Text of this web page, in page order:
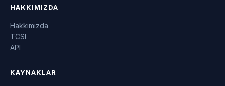
HAKKIMIZDA
Hakkımızda
TCSI
API
KAYNAKLAR